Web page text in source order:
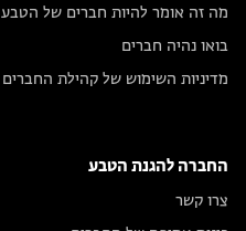
מה זה אומר להיות חברים של הטבע
בואו נהיה חברים
מדיניות השימוש של קהילת החברים
החברה להגנת הטבע
צרו קשר